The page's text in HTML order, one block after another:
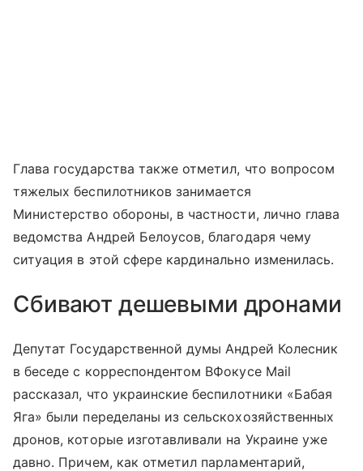
Глава государства также отметил, что вопросом
тяжелых беспилотников занимается
Министерство обороны, в частности, лично глава
ведомства Андрей Белоусов, благодаря чему
ситуация в этой сфере кардинально изменилась.
Сбивают дешевыми дронами
Депутат Государственной думы Андрей Колесник
в беседе с корреспондентом ВФокусе Mail
рассказал, что украинские беспилотники «Бабая
Яга» были переделаны из сельскохозяйственных
дронов, которые изготавливали на Украине уже
давно. Причем, как отметил парламентарий,